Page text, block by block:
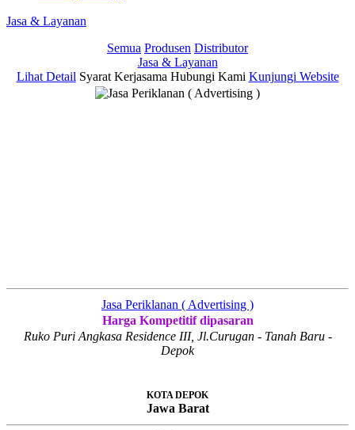
Jasa & Layanan
Semua Produsen Distributor
Jasa & Layanan
Lihat Detail Syarat Kerjasama Hubungi Kami Kunjungi Website
Jasa Periklanan ( Advertising )
Harga Kompetitif dipasaran
Ruko Puri Angkasa Residence III, Jl.Curugan - Tanah Baru -
Depok
KOTA DEPOK
Jawa Barat